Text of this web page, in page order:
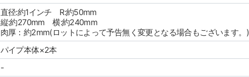
直径:約1インチ R:約50mm
縦:約270mm 横:約240mm
肉厚：約2mm(ロットによって予告無く変更となる場合もございます。)
パイプ本体×2本
-